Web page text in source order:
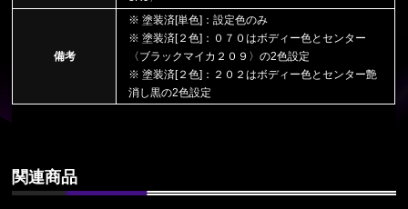
備考
※ 塗装済[単色]：設定色のみ
※ 塗装済[２色]：０７０はボディー色とセンター
〈ブラックマイカ２０９〉の2色設定
※ 塗装済[２色]：２０２はボディー色とセンター艶
消し黒の2色設定
関連商品